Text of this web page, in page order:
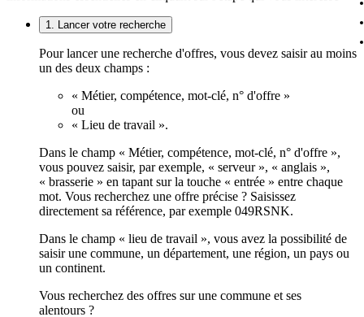
1. Lancer votre recherche
Pour lancer une recherche d'offres, vous devez saisir au moins
un des deux champs :
« Métier, compétence, mot-clé, n° d'offre »
ou
« Lieu de travail ».
Dans le champ « Métier, compétence, mot-clé, n° d'offre »,
vous pouvez saisir, par exemple, « serveur », « anglais »,
« brasserie » en tapant sur la touche « entrée » entre chaque
mot. Vous recherchez une offre précise ? Saisissez
directement sa référence, par exemple 049RSNK.
Dans le champ « lieu de travail », vous avez la possibilité de
saisir une commune, un département, une région, un pays ou
un continent.
Vous recherchez des offres sur une commune et ses
alentours ?